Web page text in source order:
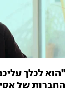
"הוא לכלך
החברות של אסי